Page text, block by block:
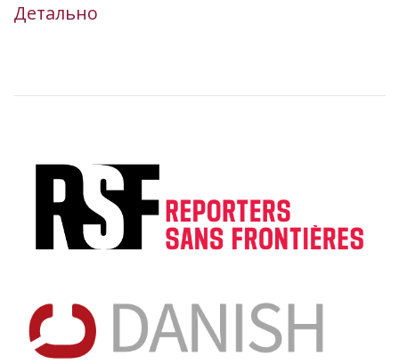
Детально